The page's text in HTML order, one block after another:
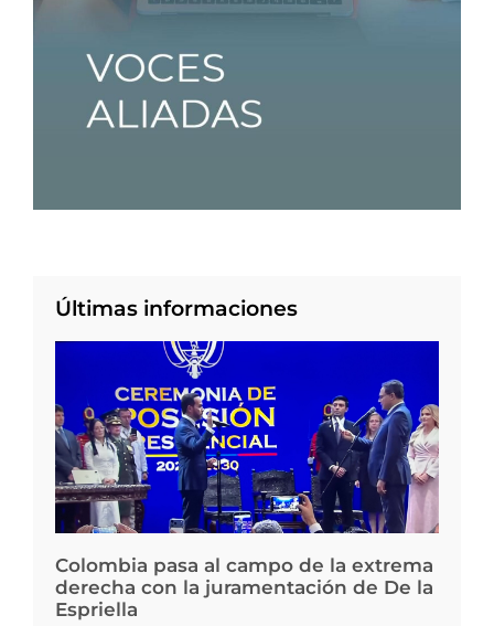
Últimas informaciones
Colombia pasa al campo de la extrema
derecha con la juramentación de De la
Espriella